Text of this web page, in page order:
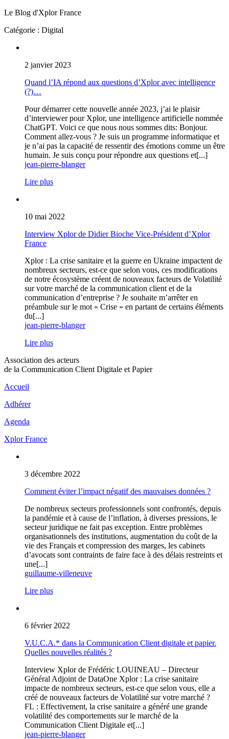
Le Blog d'Xplor France
Catégorie : Digital
2 janvier 2023
Quand l’IA répond aux questions d’Xplor avec intelligence
(?)…
Pour démarrer cette nouvelle année 2023, j’ai le plaisir
d’interviewer pour Xplor, une intelligence artificielle nommée
ChatGPT. Voici ce que nous nous sommes dits: Bonjour.
Comment allez-vous ? Je suis un programme informatique et
je n’ai pas la capacité de ressentir des émotions comme un être
humain. Je suis conçu pour répondre aux questions et[...]
jean-pierre-blanger
Lire plus
10 mai 2022
Interview Xplor de Didier Bioche Vice-Président d’Xplor
France
Xplor : La crise sanitaire et la guerre en Ukraine impactent de
nombreux secteurs, est-ce que selon vous, ces modifications
de notre écosystème créent de nouveaux facteurs de Volatilité
sur votre marché de la communication client et de la
communication d’entreprise ? Je souhaite m’arrêter en
préambule sur le mot « Crise » en partant de certains éléments
du[...]
jean-pierre-blanger
Lire plus
Association des acteurs
de la Communication Client Digitale et Papier
Accueil
Adhérer
Agenda
Xplor France
3 décembre 2022
Comment éviter l’impact négatif des mauvaises données ?
De nombreux secteurs professionnels sont confrontés, depuis
la pandémie et à cause de l’inflation, à diverses pressions, le
secteur juridique ne fait pas exception. Entre problèmes
organisationnels des institutions, augmentation du coût de la
vie des Français et compression des marges, les cabinets
d’avocats sont contraints de faire face à des délais restreints et
une[...]
guillaume-villeneuve
Lire plus
6 février 2022
V.U.C.A.* dans la Communication Client digitale et papier.
Quelles nouvelles réalités ?
Interview Xplor de Frédéric LOUINEAU – Directeur
Général Adjoint de DataOne Xplor : La crise sanitaire
impacte de nombreux secteurs, est-ce que selon vous, elle a
créé de nouveaux facteurs de Volatilité sur votre marché ?
FL : Effectivement, la crise sanitaire a généré une grande
volatilité des comportements sur le marché de la
Communication Client Digitale et[...]
jean-pierre-blanger